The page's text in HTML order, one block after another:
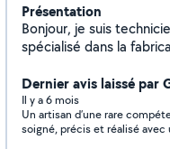
Présentation
Bonjour, je suis
spécialisé dans la
bâtiment ou équipements
changement de serrure. Bardage et charpente
métallique.
Dernier avis laissé par
Il y a 6 mois
Un artisan d’une rare
soigné, précis et réalisé